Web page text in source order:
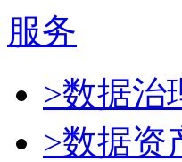
服务
>数据治
>数据资